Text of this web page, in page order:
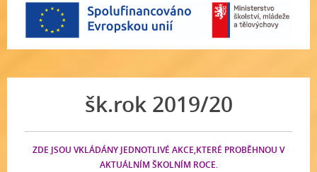
šk.rok 2019/20
ZDE JSOU VKLÁDÁNY JEDNOTLIVÉ AKCE,KTERÉ PROBĚHNOU V
AKTUÁLNÍM ŠKOLNÍM ROCE.